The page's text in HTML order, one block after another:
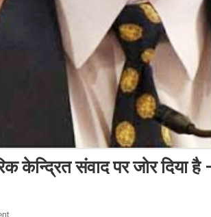
केन्द्रित संवाद पर जोर दिया